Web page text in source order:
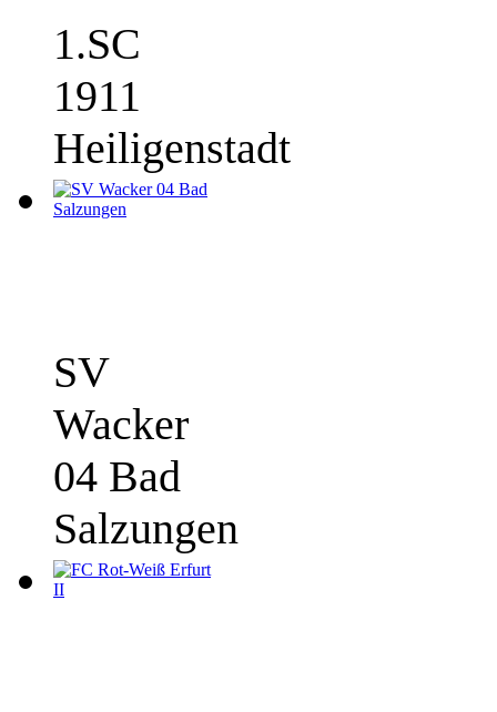
1.SC
1911
Heiligenstadt
SV
Wacker
04 Bad
Salzungen